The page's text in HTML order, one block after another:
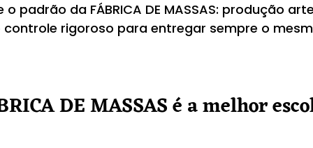
padrão da FÁBRICA DE MASSAS: produção
rigoroso para entregar sempre o
DE MASSAS é a melhor